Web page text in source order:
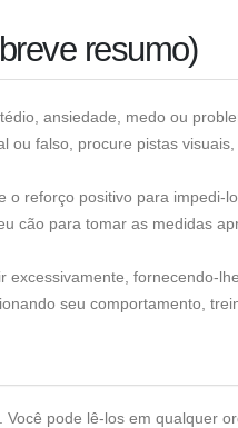
resumo)
ansiedade, medo ou
ou falso, procure pistas
reforço positivo para impedi-
cão para tomar as medidas
fornecendo-
seu comportamento,
pode lê-los em qualquer